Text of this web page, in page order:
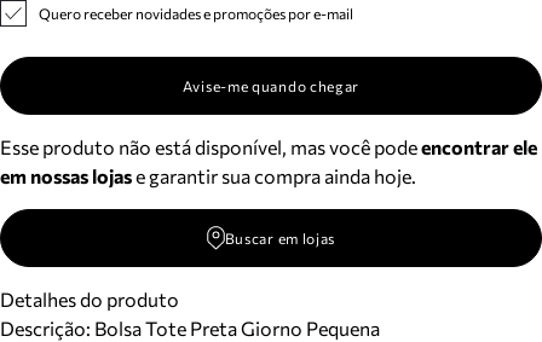
Quero receber novidades e promoções por e-mail
Avise-me quando chegar
Esse produto não está disponível, mas você podeencontrar ele
em nossas lojase garantir sua compra ainda hoje.
Buscar em lojas
Detalhes do produto
Descrição: Bolsa Tote Preta Giorno Pequena